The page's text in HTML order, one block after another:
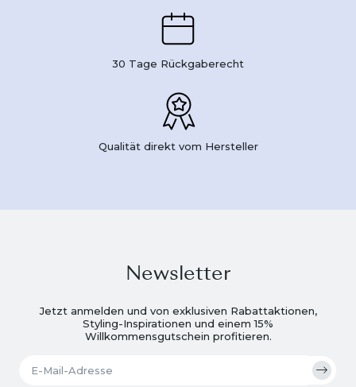
30 Tage Rückgaberecht
Qualität direkt vom Hersteller
Newsletter
Jetzt anmelden und von exklusiven Rabattaktionen,
Styling-Inspirationen und einem 15%
Willkommensgutschein profitieren.